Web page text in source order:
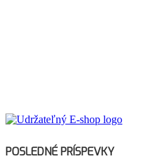
POSLEDNÉ PRÍSPEVKY